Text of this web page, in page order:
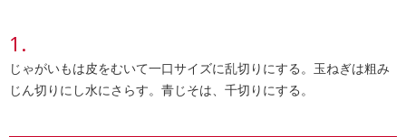
じゃがいもは皮をむいて一口サイズに乱切りにする。玉ねぎは粗み
じん切りにし水にさらす。青じそは、千切りにする。